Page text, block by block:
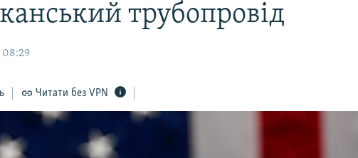
трубопровід
08:29
Читати без VPN